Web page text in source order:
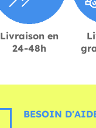
Livraison en
24-48h
BESOIN